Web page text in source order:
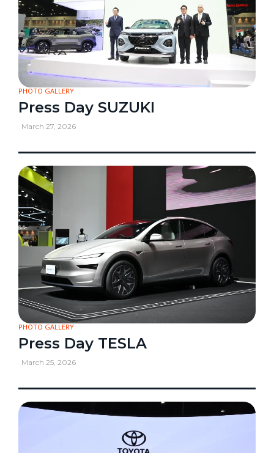
PHOTO GALLERY
Press Day SUZUKI
March 27, 2026
PHOTO GALLERY
Press Day TESLA
March 25, 2026